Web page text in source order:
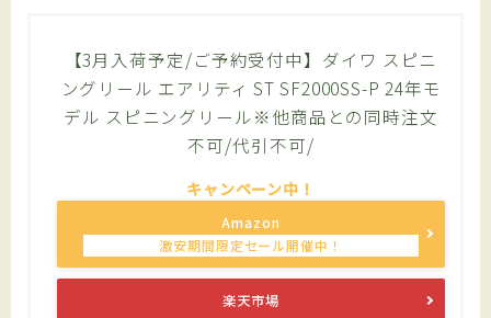
【3月入荷予定/ご予約受付中】ダイワ スピニ
ングリール エアリティ ST SF2000SS-P 24年モ
デル スピニングリール※他商品との同時注文
不可/代引不可/
Amazon
楽天市場